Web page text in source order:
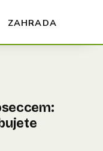
ZAHRADA